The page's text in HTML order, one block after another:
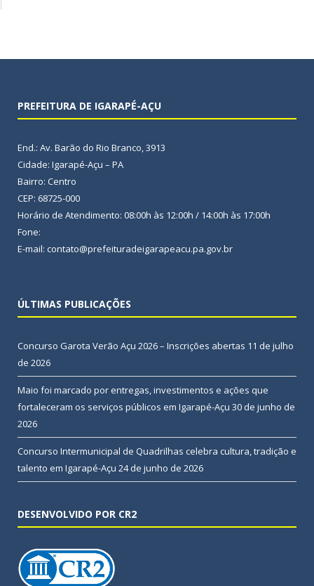
PREFEITURA DE IGARAPÉ-AÇU
End.: Av. Barão do Rio Branco, 3913
Cidade: Igarapé-Açu – PA
Bairro: Centro
CEP: 68725-000
Horário de Atendimento: 08:00h às 12:00h / 14:00h às 17:00h
Fone:
E-mail: contato@prefeituradeigarapeacu.pa.gov.br
ÚLTIMAS PUBLICAÇÕES
Concurso Garota Verão Açu 2026 – Inscrições abertas 11 de julho
de 2026
Maio foi marcado por entregas, investimentos e ações que
fortaleceram os serviços públicos em Igarapé-Açu 30 de junho de
2026
Concurso Intermunicipal de Quadrilhas celebra cultura, tradição e
talento em Igarapé-Açu 24 de junho de 2026
DESENVOLVIDO POR CR2